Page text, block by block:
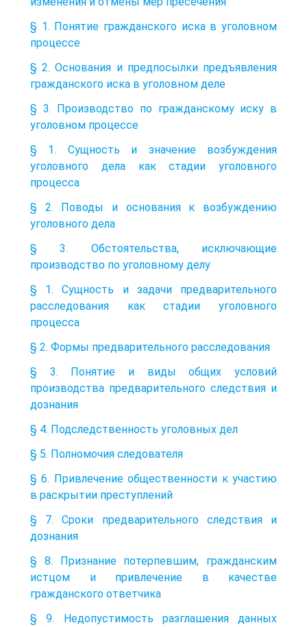
§ 1. Понятие гражданского иска в уголовном
процессе
§ 2. Основания и предпосылки предъявления
гражданского иска в уголовном деле
§ 3. Производство по гражданскому иску в
уголовном процессе
§ 1. Сущность и значение возбуждения
уголовного дела как стадии уголовного
процесса
§ 2. Поводы и основания к возбуждению
уголовного дела
§ 3. Обстоятельства, исключающие
производство по уголовному делу
§ 1. Сущность и задачи предварительного
расследования как стадии уголовного
процесса
§ 2. Формы предварительного расследования
§ 3. Понятие и виды общих условий
производства предварительного следствия и
дознания
§ 4. Подследственность уголовных дел
§ 5. Полномочия следователя
§ 6. Привлечение общественности к участию
в раскрытии преступлений
§ 7. Сроки предварительного следствия и
дознания
§ 8. Признание потерпевшим, гражданским
истцом и привлечение в качестве
гражданского ответчика
§ 9. Недопустимость разглашения данных